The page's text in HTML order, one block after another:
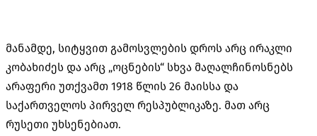
მანამდე, სიტყვით გამოსვლების დროს არც ირაკლი
კობახიძეს და არც „ოცნების“ სხვა მაღალჩინოსნებს
არაფერი უთქვამთ 1918 წლის 26 მაისსა და
საქართველოს პირველ რესპუბლიკაზე. მათ არც
რუსეთი უხსენებიათ.